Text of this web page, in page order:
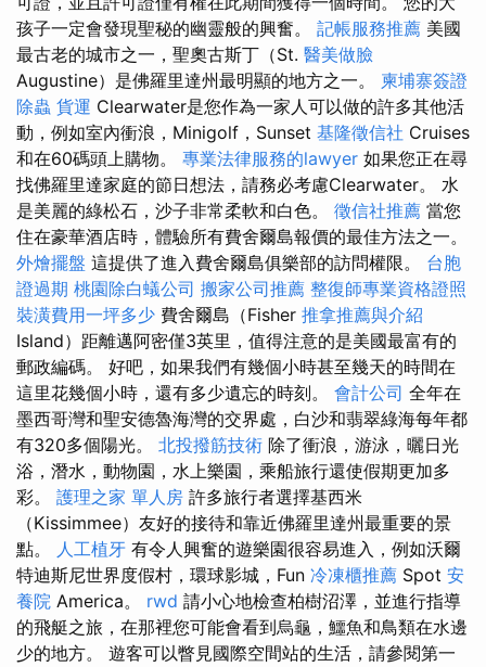
孩子一定會發現聖秘的幽靈般的興奮。 記帳服務推薦 美國
最古老的城市之一，聖奧古斯丁（St. 醫美做臉
Augustine）是佛羅里達州最明顯的地方之一。 柬埔寨簽證
除蟲 貨運 Clearwater是您作為一家人可以做的許多其他活
動，例如室內衝浪，Minigolf，Sunset 基隆徵信社 Cruises
和在60碼頭上購物。 專業法律服務的lawyer 如果您正在尋
找佛羅里達家庭的節日想法，請務必考慮Clearwater。 水
是美麗的綠松石，沙子非常柔軟和白色。 徵信社推薦 當您
住在豪華酒店時，體驗所有費舍爾島報價的最佳方法之一。
外燴擺盤 這提供了進入費舍爾島俱樂部的訪問權限。 台胞
證過期 桃園除白蟻公司 搬家公司推薦 整復師專業資格證照
裝潢費用一坪多少 費舍爾島（Fisher 推拿推薦與介紹
Island）距離邁阿密僅3英里，值得注意的是美國最富有的
郵政編碼。 好吧，如果我們有幾個小時甚至幾天的時間在
這里花幾個小時，還有多少遺忘的時刻。 會計公司 全年在
墨西哥灣和聖安德魯海灣的交界處，白沙和翡翠綠海每年都
有320多個陽光。 北投撥筋技術 除了衝浪，游泳，曬日光
浴，潛水，動物園，水上樂園，乘船旅行還使假期更加多
彩。 護理之家 單人房 許多旅行者選擇基西米
（Kissimmee）友好的接待和靠近佛羅里達州最重要的景
點。 人工植牙 有令人興奮的遊樂園很容易進入，例如沃爾
特迪斯尼世界度假村，環球影城，Fun 冷凍櫃推薦 Spot 安
養院 America。 rwd 請小心地檢查柏樹沼澤，並進行指導
的飛艇之旅，在那裡您可能會看到烏龜，鱷魚和鳥類在水邊
少的地方。 遊客可以瞥見國際空間站的生活，請參閱第一